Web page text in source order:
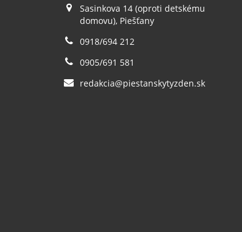
Sasinkova 14 (oproti detskému
domovu), Piešťany
0918/694 212
0905/691 581
redakcia@piestanskytyzden.sk